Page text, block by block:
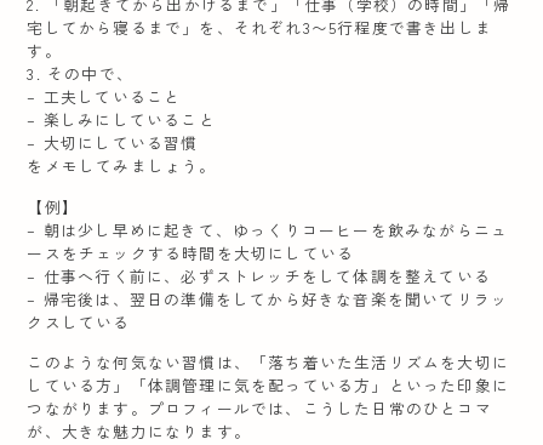
2. 「朝起きてから出かけるまで」「仕事（学校）の時間」「帰
宅してから寝るまで」を、それぞれ3〜5行程度で書き出しま
す。
3. その中で、
– 工夫していること
– 楽しみにしていること
– 大切にしている習慣
をメモしてみましょう。
【例】
– 朝は少し早めに起きて、ゆっくりコーヒーを飲みながらニュ
ースをチェックする時間を大切にしている
– 仕事へ行く前に、必ずストレッチをして体調を整えている
– 帰宅後は、翌日の準備をしてから好きな音楽を聞いてリラッ
クスしている
このような何気ない習慣は、「落ち着いた生活リズムを大切に
している方」「体調管理に気を配っている方」といった印象に
つながります。プロフィールでは、こうした日常のひとコマ
が、大きな魅力になります。